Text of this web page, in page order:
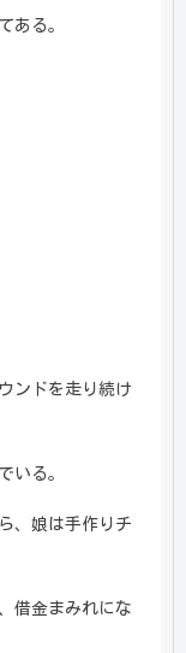
る。
ンドを走り続け
いる。
、娘は手作りチ
借金まみれにな